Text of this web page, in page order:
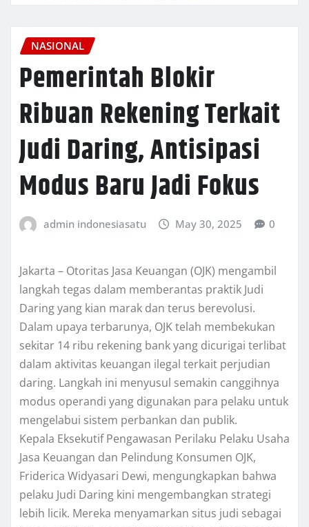
NASIONAL
Pemerintah Blokir
Ribuan Rekening Terkait
Judi Daring, Antisipasi
Modus Baru Jadi Fokus
admin indonesiasatu May 30, 2025 0
Jakarta – Otoritas Jasa Keuangan (OJK) mengambil
langkah tegas dalam memberantas praktik Judi
Daring yang kian marak dan terus berevolusi.
Dalam upaya terbarunya, OJK telah membekukan
sekitar 14 ribu rekening bank yang dicurigai terlibat
dalam aktivitas keuangan ilegal terkait perjudian
daring. Langkah ini menyusul semakin canggihnya
modus operandi yang digunakan para pelaku untuk
mengelabui sistem perbankan dan publik.
Kepala Eksekutif Pengawasan Perilaku Pelaku Usaha
Jasa Keuangan dan Pelindung Konsumen OJK,
Friderica Widyasari Dewi, mengungkapkan bahwa
pelaku Judi Daring kini mengembangkan strategi
lebih licik. Mereka menyamarkan situs judi sebagai